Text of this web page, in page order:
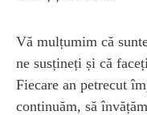
Vă mulțumim că
ne susțineți și că
Fiecare an petrecut
continuăm, să